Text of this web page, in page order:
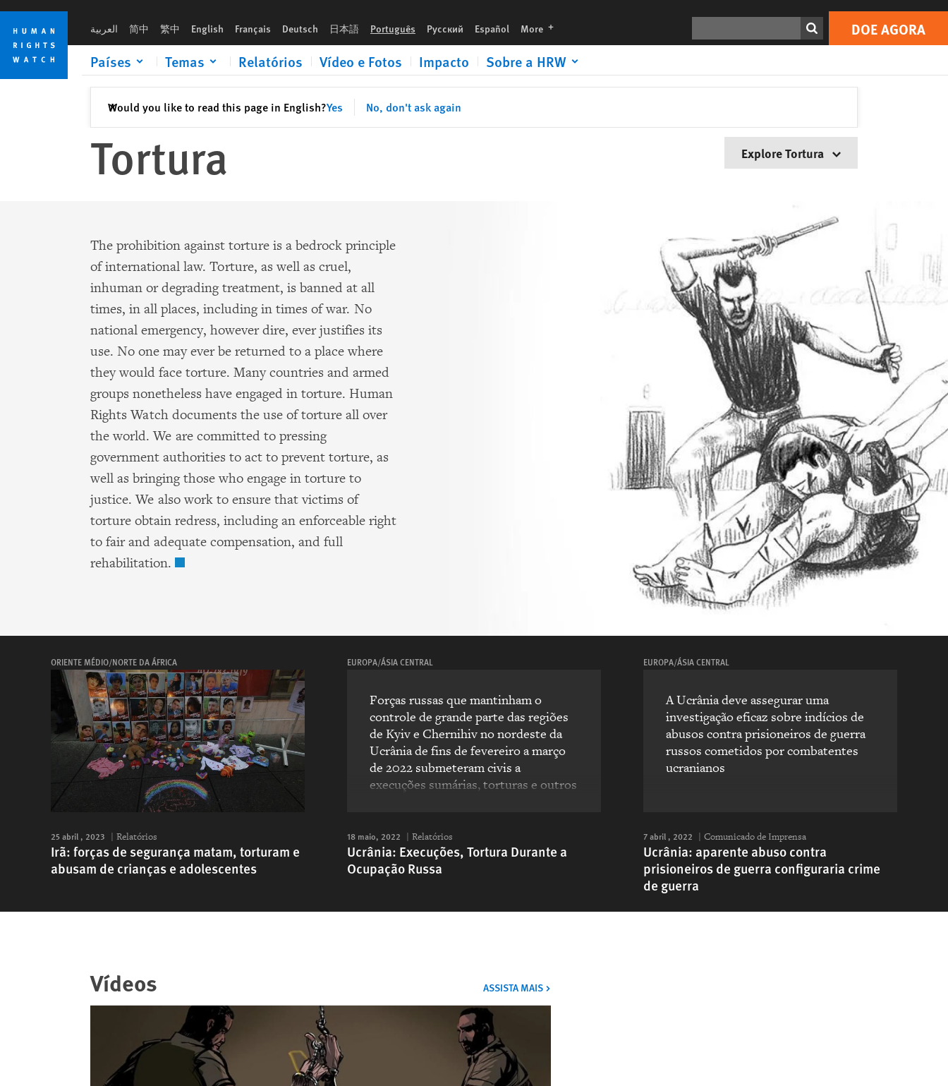
Skip
cookie
privacy
notice
Skip
main
content
العربية 简中 繁中 English Français Deutsch 日本語 Português Русский Español More languages DOE AGORA
Países Temas Relatórios Vídeo e Fotos Impacto Sobre a HRW
Would you like to read this page in English?Yes No, don't ask again
✕Fechar
Explore Tortura
Tortura
The prohibition against torture is a bedrock principle
of international law. Torture, as well as cruel,
inhuman or degrading treatment, is banned at all
times, in all places, including in times of war. No
national emergency, however dire, ever justifies its
use. No one may ever be returned to a place where
they would face torture. Many countries and armed
groups nonetheless have engaged in torture. Human
Rights Watch documents the use of torture all over
the world. We are committed to pressing
government authorities to act to prevent torture, as
well as bringing those who engage in torture to
justice. We also work to ensure that victims of
torture obtain redress, including an enforceable right
to fair and adequate compensation, and full
rehabilitation.
ORIENTE MÉDIO/NORTE DA ÁFRICA
25 abril , 2023 Relatórios
Irã: forças de segurança matam, torturam e
abusam de crianças e adolescentes
EUROPA/ÁSIA CENTRAL
Forças russas que mantinham o
controle de grande parte das regiões
de Kyiv e Chernihiv no nordeste da
Ucrânia de fins de fevereiro a março
de 2022 submeteram civis a
execuções sumárias, torturas e outros
18 maio, 2022 Relatórios
Ucrânia: Execuções, Tortura Durante a
Ocupação Russa
EUROPA/ÁSIA CENTRAL
A Ucrânia deve assegurar uma
investigação eficaz sobre indícios de
abusos contra prisioneiros de guerra
russos cometidos por combatentes
ucranianos
7 abril , 2022 Comunicado de Imprensa
Ucrânia: aparente abuso contra
prisioneiros de guerra configuraria crime
de guerra
Vídeos ASSISTA MAIS VÍDEOS